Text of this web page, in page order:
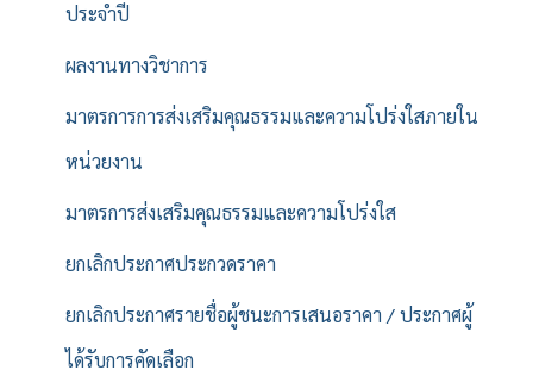
ประจำปี
ผลงานทางวิชาการ
มาตรการการส่งเสริมคุณธรรมและความโปร่งใสภายใน
หน่วยงาน
มาตรการส่งเสริมคุณธรรมและความโปร่งใส
ยกเลิกประกาศประกวดราคา
ยกเลิกประกาศรายชื่อผู้ชนะการเสนอราคา / ประกาศผู้
ได้รับการคัดเลือก